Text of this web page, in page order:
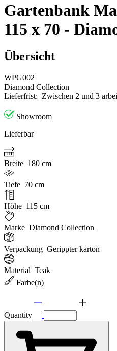
Gartenbank
115 x 70 -
Übersicht
WPG002
Diamond Collection
Lieferfrist: Zwischen 2 und 3
Showroom
Lieferbar
Breite 180 cm
Tiefe 70 cm
Höhe 115 cm
Marke Diamond Collection
Verpackung Gerippter karton
Material Teak
Farbe(n)
Quantity